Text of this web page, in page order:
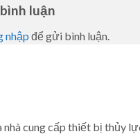
luận
nhập để gửi bình luận.
nhà cung cấp thiết bị thủy